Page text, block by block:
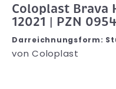
Coloplast Brava
12021 | PZN
Darreichnungsform:
von Coloplast